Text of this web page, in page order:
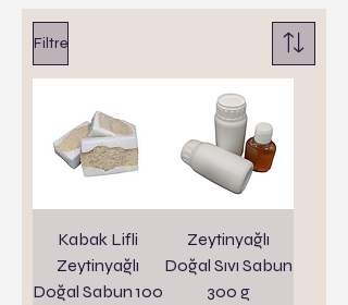
Filtre
Kabak Lifli
Zeytinyağlı
Doğal Sabun 100
Zeytinyağlı
Doğal Sıvı Sabun
300 g